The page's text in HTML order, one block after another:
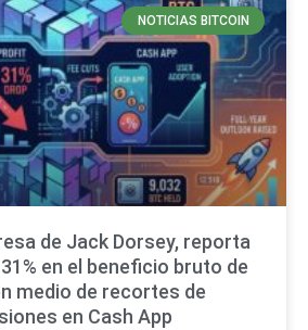
NOTICIAS BITCOIN
de Jack Dorsey, reporta
en el beneficio bruto de
medio de recortes de
en Cash App